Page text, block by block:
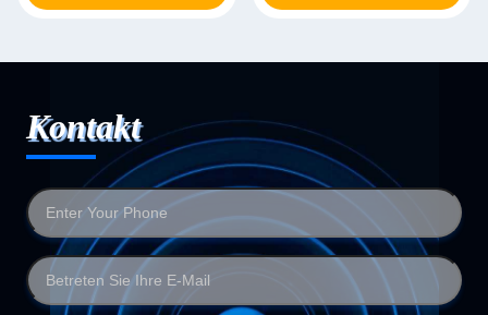
Kontakt